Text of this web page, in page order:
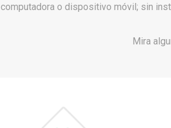
computadora o dispositivo móvil; sin
Mira